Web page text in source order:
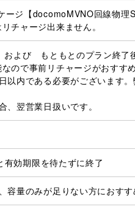
ージ【docomoMVNO回線物理
チャージ出来ません。
よび もともとのプラン終了
ので事前リチャージがおすすめ
以内である必要がございます
翌営業日扱いです。
効期限を待たずに終了
量のみが足りない方におすす